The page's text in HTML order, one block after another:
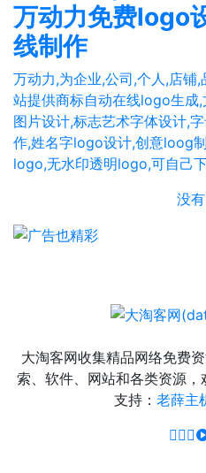
万动力免费logo
线制作
万动力,为企业,公司,个人,店铺,
站提供商标自动在线logo生成,
图片设计,标志艺术字体设计,
作,姓名字logo设计,创意loog
logo,无水印透明logo,可自己
没
大淘客网收集精品网络免费
索、软件、网站和各类资源
支持： 老薛主